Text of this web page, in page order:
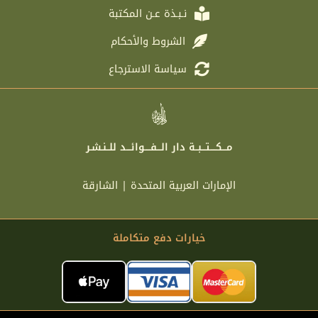
نـبـذة عـن المكتبة
الشروط والأحكام
سياسة الاسترجاع
مـــكــــتـــبــة دار الـــفــــوائـــد للــنـشـر
الإمارات العربية المتحدة | الشارقة
خيارات دفع متكاملة